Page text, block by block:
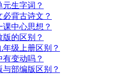
生字词？
背古诗文？
中心思想？
的区别？
级上册区别？
有变动吗？
部编版区别？